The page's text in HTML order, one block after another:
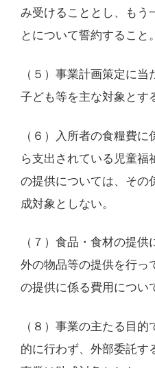
み受けることとし、もう
とについて誓約すること。
（５）事業計画策定に
子ども等を主な対象とす
（６）入所者の食糧費
ら支出されている児童福
の提供については、その
成対象としない。
（７）食品・食材の提
外の物品等の提供を行っ
の提供に係る費用につい
（８）事業の主たる目
的に行わず、外部委託す